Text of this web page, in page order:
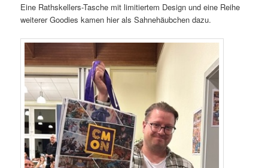
Eine Rathskellers-Tasche mit limitiertem Design und eine Reihe
weiterer Goodies kamen hier als Sahnehäubchen dazu.